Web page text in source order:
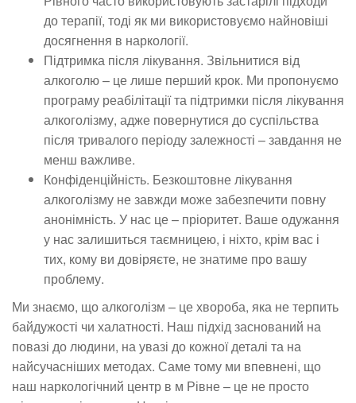
до терапії, тоді як ми використовуємо найновіші
досягнення в наркології.
Підтримка після лікування. Звільнитися від
алкоголю – це лише перший крок. Ми пропонуємо
програму реабілітації та підтримки після лікування
алкоголізму, адже повернутися до суспільства
після тривалого періоду залежності – завдання не
менш важливе.
Конфіденційність. Безкоштовне лікування
алкоголізму не завжди може забезпечити повну
анонімність. У нас це – пріоритет. Ваше одужання
у нас залишиться таємницею, і ніхто, крім вас і
тих, кому ви довіряєте, не знатиме про вашу
проблему.
Ми знаємо, що алкоголізм – це хвороба, яка не терпить
байдужості чи халатності. Наш підхід заснований на
повазі до людини, на увазі до кожної деталі та на
найсучасніших методах. Саме тому ми впевнені, що
наш наркологічний центр в м Рівне – це не просто